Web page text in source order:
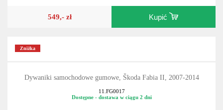
549,- zł Kupić
Zniżka
Dywaniki samochodowe gumowe, Škoda Fabia II, 2007-2014
11.FG0017
Dostępne - dostawa w ciągu 2 dni